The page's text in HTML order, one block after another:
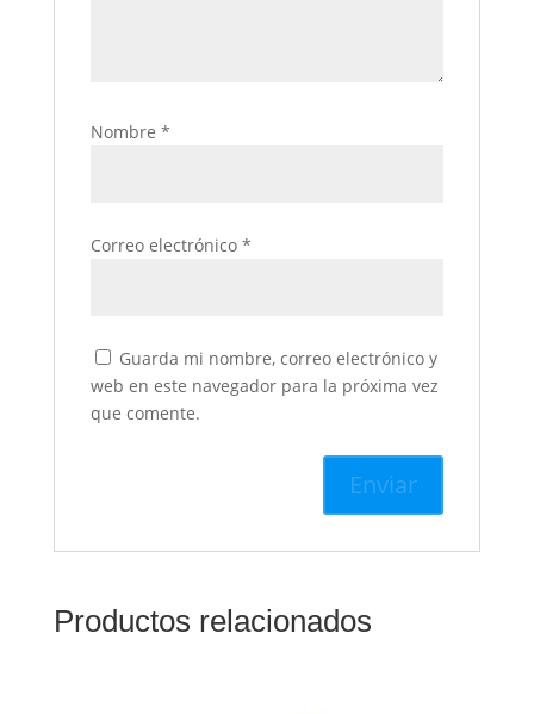
Nombre *
Correo electrónico *
Guarda mi nombre, correo electrónico y
web en este navegador para la próxima vez
que comente.
Productos relacionados